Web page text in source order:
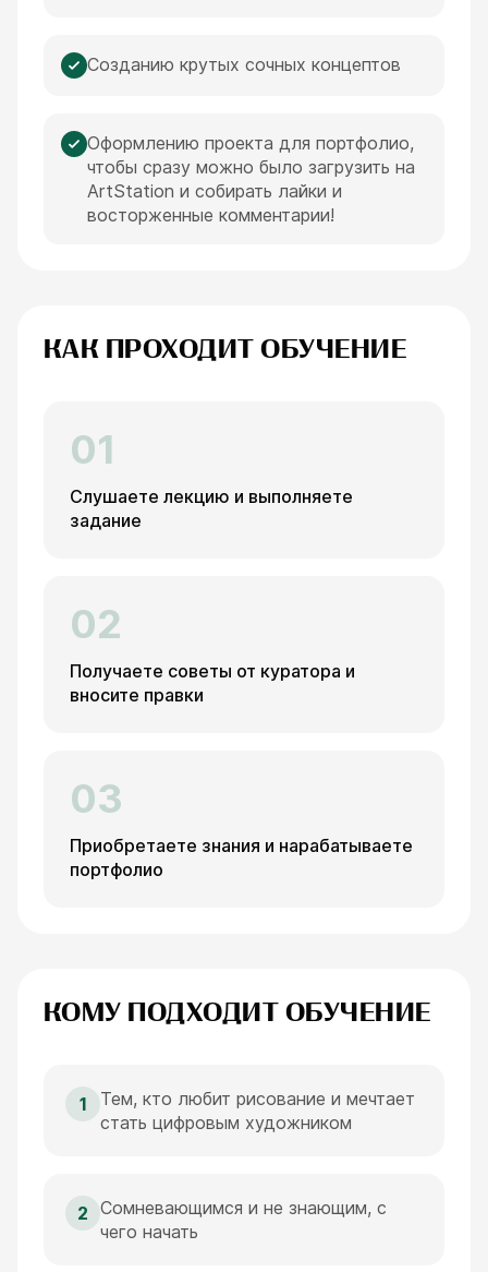
Созданию крутых сочных концептов
Оформлению проекта для портфолио,
чтобы сразу можно было загрузить на
ArtStation и собирать лайки и
восторженные комментарии!
КАК ПРОХОДИТ ОБУЧЕНИЕ
01
Слушаете лекцию и выполняете
задание
02
Получаете советы от куратора и
вносите правки
03
Приобретаете знания и нарабатываете
портфолио
КОМУ ПОДХОДИТ ОБУЧЕНИЕ
1
Тем, кто любит рисование и мечтает
стать цифровым художником
2 Сомневающимся и не знающим, с
чего начать